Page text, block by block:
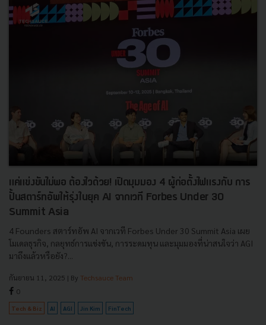
แค่แข่งขันไม่พอ ต้องไวด้วย! เปิดมุมมอง 4 ผู้ก่อตั้งไฟแรงกับ การ
ปั้นสตาร์ทอัพให้รุ่งในยุค AI จากเวที Forbes Under 30
Summit Asia
4 Founders สตาร์ทอัพ AI จากเวที Forbes Under 30 Summit Asia เผย
โมเดลธุรกิจ, กลยุทธ์การแข่งขัน, การระดมทุน และมุมมองที่น่าสนใจว่า AGI
มาถึงแล้วหรือยัง?...
กันยายน 11, 2025 | By Techsauce Team
0
Tech & Biz AI AGI Jin Kim FinTech